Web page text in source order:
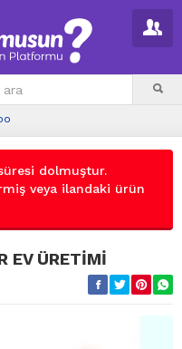
dolmuştur.
veya ilandaki ürün
EV ÜRETİMİ